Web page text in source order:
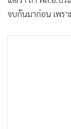
• Gotomanager
จบกันมาก่อน เพรา